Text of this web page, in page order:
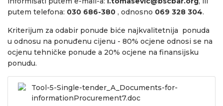
putem telefona: 030 686-380 , odnosno 069 328 304.
Kriterijum za odabir ponude biće najkvalitetnija ponuda
u odnosu na ponuđenu cijenu - 80% ocjene odnosi se na
ocjenu tehničke ponude a 20% ocjene na finansijsku
ponudu.
Tool-5-Single-tender_A_Documents-for-
informationProcurement7.doc